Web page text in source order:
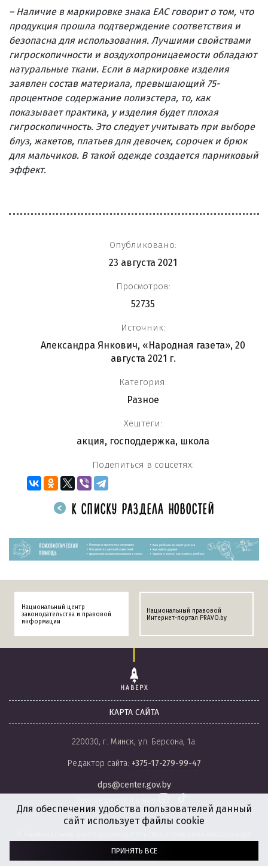
– Наличие в маркировке знака ЕАС говорит о том, что
продукция прошла подтверждение соответствия и
безопасна для использования. Лучшими свойствами
гигроскопичности и воздухопроницаемости обладают
натуральные ткани. Если в маркировке изделия
заявлен состав материала, превышающий 75-
процентное содержание полиэстера, то, как
показывает практика, у изделия будет плохая
гигроскопичность. Это следует учитывать при выборе
блуз, жакетов, платьев для девочек, сорочек и брюк
для мальчиков. В такой одежде создается парниковый
эффект.
Опубликовано:
23 августа 2021
Просмотров:
52735
Источник:
Александра Янкович, «Народная газета», 20
августа 2021 г.
Категория:
Разное
Хештеги:
акция, господдержка, школа
Поделиться в соцсетях:
К СПИСКУ РАЗДЕЛА НОВОСТЕЙ
Национальный центр
законодательства и правовой
информации
Национальный правовой
Интернет-портал PRAVO.by
НАВЕРХ
КАРТА САЙТА
220030, г. Минск, ул. Берсона, 1а.
Редактор сайта: +375-17-279-99-47
dps@center.gov.by
Республики Беларусь, 2008-2026.
Для обеспечения удобства пользователей данный
сайт использует файлы cookie
ПРИНЯТЬ ВСЕ